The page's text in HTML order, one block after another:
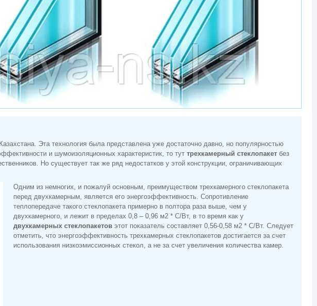
Эта технология была представлена уже достаточно давно, но популярностью
и шумоизоляционных характеристик, то тут трехкамерный стеклопакет без
Но существует так же ряд недостатков у этой конструкции, ограничивающих
Одним из немногих, и пожалуй основным, преимуществом трехкамерного стеклопакета
перед двухкамерным, является его энергоэффективность. Сопротивление
теплопередаче такого стеклопакета примерно в полтора раза выше, чем у
двухкамерного, и лежит в пределах 0,8 – 0,96 м2 * С/Вт, в то время как у
двухкамерных стеклопакетов этот показатель составляет 0,56-0,58 м2 * С/Вт. Следует
отметить, что энергоэффективность трехкамерных стеклопакетов достигается за счет
использования низкоэмиссионных стекол, а не за счет увеличения количества камер.